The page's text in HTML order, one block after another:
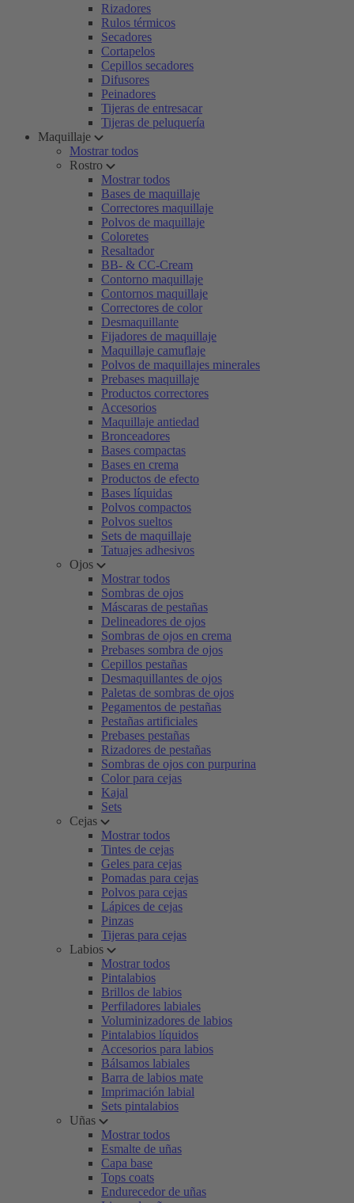
Rizadores
Rulos térmicos
Secadores
Cortapelos
Cepillos secadores
Difusores
Peinadores
Tijeras de entresacar
Tijeras de peluquería
Maquillaje
Mostrar todos
Rostro
Mostrar todos
Bases de maquillaje
Correctores maquillaje
Polvos de maquillaje
Coloretes
Resaltador
BB- & CC-Cream
Contorno maquillaje
Contornos maquillaje
Correctores de color
Desmaquillante
Fijadores de maquillaje
Maquillaje camuflaje
Polvos de maquillajes minerales
Prebases maquillaje
Productos correctores
Accesorios
Maquillaje antiedad
Bronceadores
Bases compactas
Bases en crema
Productos de efecto
Bases líquidas
Polvos compactos
Polvos sueltos
Sets de maquillaje
Tatuajes adhesivos
Ojos
Mostrar todos
Sombras de ojos
Máscaras de pestañas
Delineadores de ojos
Sombras de ojos en crema
Prebases sombra de ojos
Cepillos pestañas
Desmaquillantes de ojos
Paletas de sombras de ojos
Pegamentos de pestañas
Pestañas artificiales
Prebases pestañas
Rizadores de pestañas
Sombras de ojos con purpurina
Color para cejas
Kajal
Sets
Cejas
Mostrar todos
Tintes de cejas
Geles para cejas
Pomadas para cejas
Polvos para cejas
Lápices de cejas
Pinzas
Tijeras para cejas
Labios
Mostrar todos
Pintalabios
Brillos de labios
Perfiladores labiales
Voluminizadores de labios
Pintalabios líquidos
Accesorios para labios
Bálsamos labiales
Barra de labios mate
Imprimación labial
Sets pintalabios
Uñas
Mostrar todos
Esmalte de uñas
Capa base
Tops coats
Endurecedor de uñas